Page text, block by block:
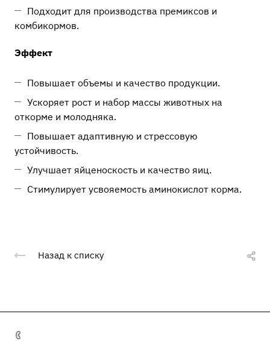
Подходит для производства премиксов и
комбикормов.
Эффект
Повышает объемы и качество продукции.
Ускоряет рост и набор массы животных на
откорме и молодняка.
Повышает адаптивную и стрессовую
устойчивость.
Улучшает яйценоскость и качество яиц.
Стимулирует усвояемость аминокислот корма.
Назад к списку